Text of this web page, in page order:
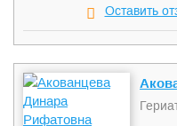
мероприятиями, а также
профосмотры.
направленных на
продолжительности
инвалидам, пациентам,
заболеваний. Повышение
Оставить